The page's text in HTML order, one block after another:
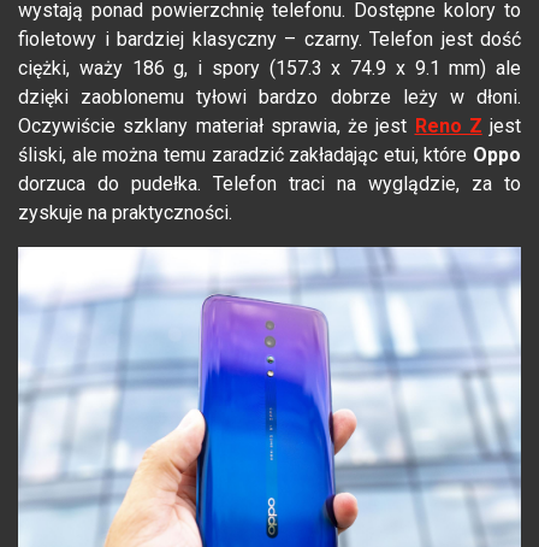
wystają ponad powierzchnię telefonu. Dostępne kolory to
fioletowy i bardziej klasyczny – czarny. Telefon jest dość
ciężki, waży 186 g, i spory (157.3 x 74.9 x 9.1 mm) ale
dzięki zaoblonemu tyłowi bardzo dobrze leży w dłoni.
Oczywiście szklany materiał sprawia, że jest Reno Z jest
śliski, ale można temu zaradzić zakładając etui, które Oppo
dorzuca do pudełka. Telefon traci na wyglądzie, za to
zyskuje na praktyczności.